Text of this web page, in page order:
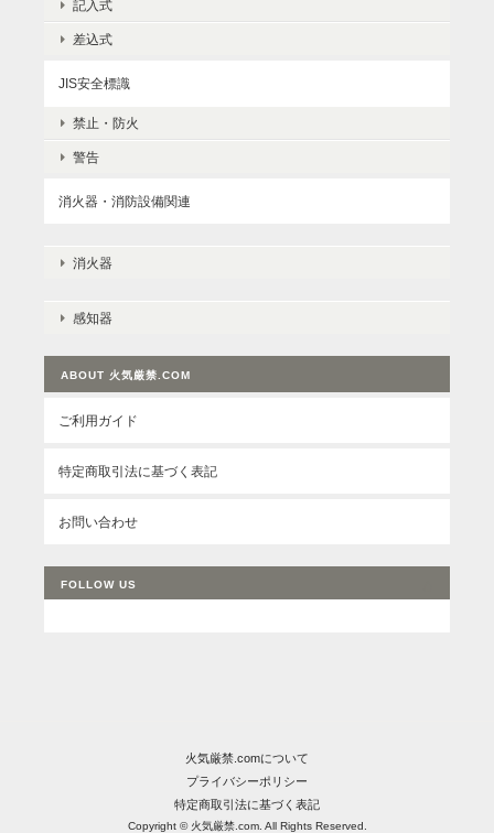
記入式
差込式
JIS安全標識
禁止・防火
警告
消火器・消防設備関連
消火器
感知器
ABOUT 火気厳禁.COM
ご利用ガイド
特定商取引法に基づく表記
お問い合わせ
FOLLOW US
火気厳禁.comについて
プライバシーポリシー
特定商取引法に基づく表記
Copyright © 火気厳禁.com. All Rights Reserved.